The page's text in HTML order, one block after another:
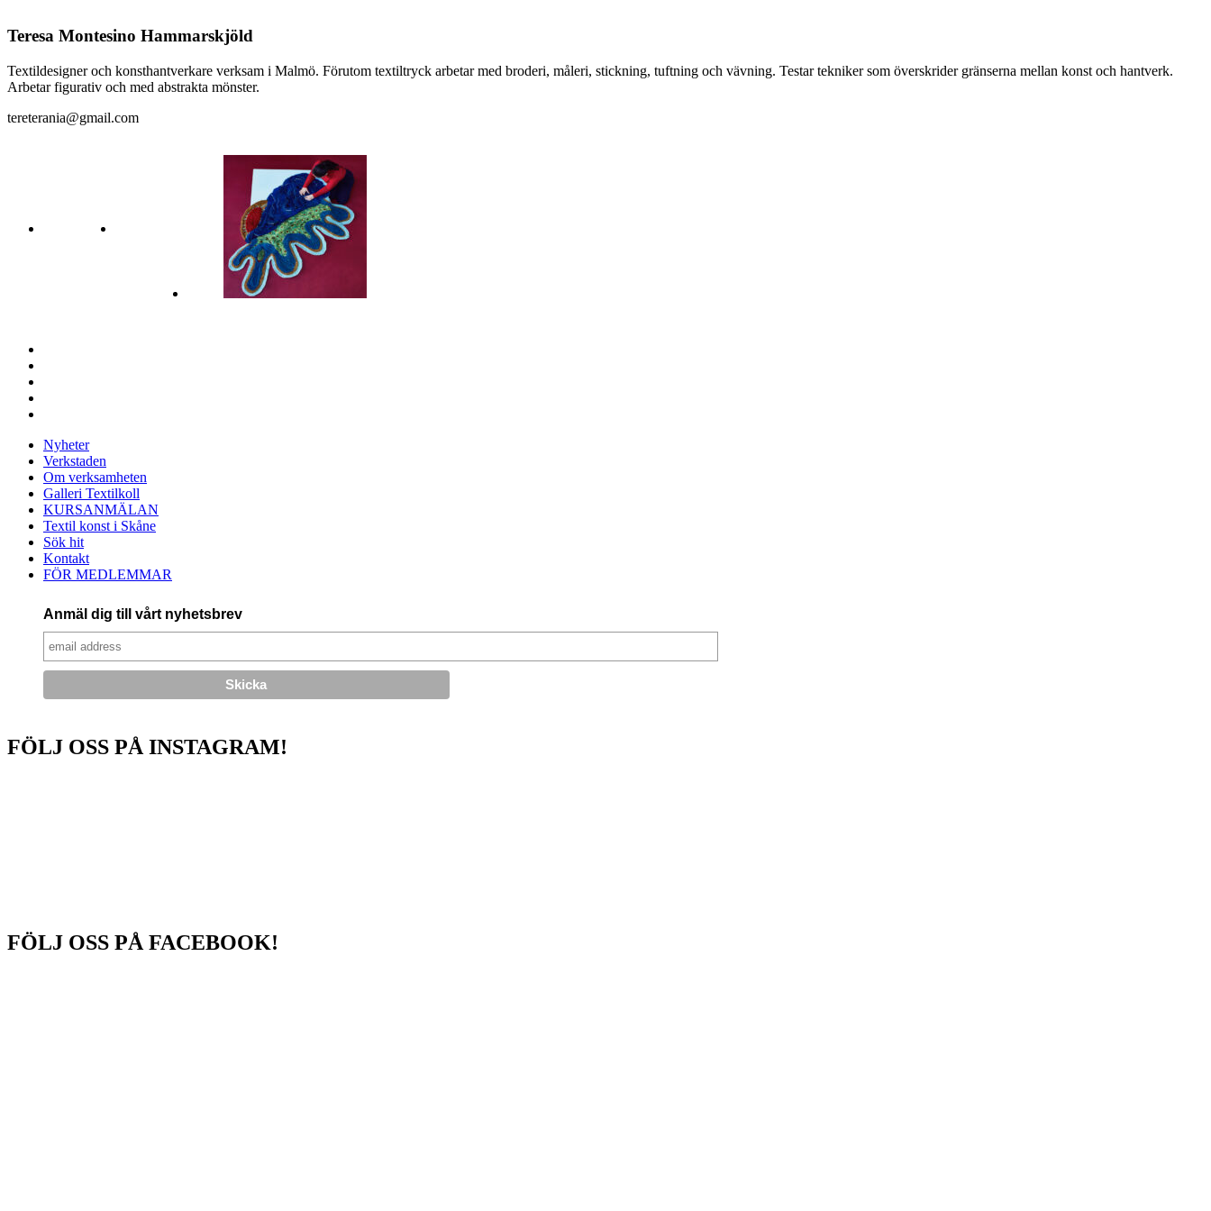
Teresa Montesino Hammarskjöld
Textildesigner och konsthantverkare verksam i Malmö. Förutom textiltryck arbetar med broderi, måleri, stickning, tuftning och vävning. Testar tekniker som överskrider gränserna mellan konst och hantverk.
Arbetar figurativ och med abstrakta mönster.
tereterania@gmail.com
Nyheter
Verkstaden
Om verksamheten
Galleri Textilkoll
KURSANMÄLAN
Textil konst i Skåne
Sök hit
Kontakt
FÖR MEDLEMMAR
Anmäl dig till vårt nyhetsbrev
FÖLJ OSS PÅ INSTAGRAM!
FÖLJ OSS PÅ FACEBOOK!